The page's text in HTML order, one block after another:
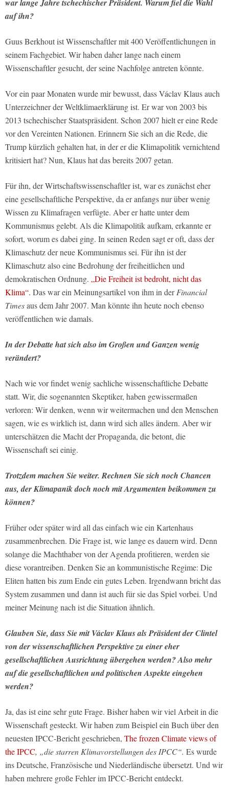
war lange Jahre tschechischer Präsident. Warum fiel die Wahl
auf ihn?
Guus Berkhout ist Wissenschaftler mit 400 Veröffentlichungen in
seinem Fachgebiet. Wir haben daher lange nach einem
Wissenschaftler gesucht, der seine Nachfolge antreten könnte.
Vor ein paar Monaten wurde mir bewusst, dass Václav Klaus auch
Unterzeichner der Weltklimaerklärung ist. Er war von 2003 bis
2013 tschechischer Staatspräsident. Schon 2007 hielt er eine Rede
vor den Vereinten Nationen. Erinnern Sie sich an die Rede, die
Trump kürzlich gehalten hat, in der er die Klimapolitik vernichtend
kritisiert hat? Nun, Klaus hat das bereits 2007 getan.
Für ihn, der Wirtschaftswissenschaftler ist, war es zunächst eher
eine gesellschaftliche Perspektive, da er anfangs nur über wenig
Wissen zu Klimafragen verfügte. Aber er hatte unter dem
Kommunismus gelebt. Als die Klimapolitik aufkam, erkannte er
sofort, worum es dabei ging. In seinen Reden sagt er oft, dass der
Klimaschutz der neue Kommunismus sei. Für ihn ist der
Klimaschutz also eine Bedrohung der freiheitlichen und
demokratischen Ordnung. „Die Freiheit ist bedroht, nicht das
Klima“. Das war ein Meinungsartikel von ihm in derFinancial
Timesaus dem Jahr 2007. Man könnte ihn heute noch ebenso
veröffentlichen wie damals.
In der Debatte hat sich also im Großen und Ganzen wenig
verändert?
Nach wie vor findet wenig sachliche wissenschaftliche Debatte
statt. Wir, die sogenannten Skeptiker, haben gewissermaßen
verloren: Wir denken, wenn wir weitermachen und den Menschen
sagen, wie es wirklich ist, dann wird sich alles ändern. Aber wir
unterschätzen die Macht der Propaganda, die betont, die
Wissenschaft sei einig.
Trotzdem machen Sie weiter. Rechnen Sie sich noch Chancen
aus, der Klimapanik doch noch mit Argumenten beikommen zu
können?
Früher oder später wird all das einfach wie ein Kartenhaus
zusammenbrechen. Die Frage ist, wie lange es dauern wird. Denn
solange die Machthaber von der Agenda profitieren, werden sie
diese vorantreiben. Denken Sie an kommunistische Regime: Die
Eliten hatten bis zum Ende ein gutes Leben. Irgendwann bricht das
System zusammen und dann ist auch für sie das Spiel vorbei. Und
meiner Meinung nach ist die Situation ähnlich.
Glauben Sie, dass Sie mit Václav Klaus als Präsident der Clintel
von der wissenschaftlichen Perspektive zu einer eher
gesellschaftlichen Ausrichtung übergehen werden? Also mehr
auf die gesellschaftlichen und politischen Aspekte eingehen
werden?
Ja, das ist eine sehr gute Frage. Bisher haben wir viel Arbeit in die
Wissenschaft gesteckt. Wir haben zum Beispiel ein Buch über den
neuesten IPCC-Bericht geschrieben, The frozen Climate views of
the IPCC, „die starren Klimavorstellungen des IPCC“. Es wurde
ins Deutsche, Französische und Niederländische übersetzt. Und wir
haben mehrere große Fehler im IPCC-Bericht entdeckt.